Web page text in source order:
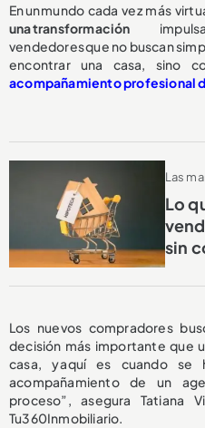
En un mundo cada vez más
una transformación
vendedores que no buscan
encontrar una casa, sino
acompañamiento profesional
Las
Lo
sin
Los nuevos compradores
decisión más importante que
casa, y aquí es cuando se
acompañamiento de un
proceso”, asegura Tatiana
Tu360Inmobiliario.